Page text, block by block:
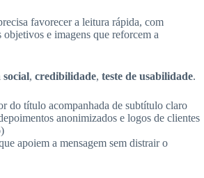
favorecer a leitura rápida, com
e imagens que reforcem a
, credibilidade, teste de usabilidade.
do título acompanhada de subtítulo claro
anonimizados e logos de clientes
apoiem a mensagem sem distrair o